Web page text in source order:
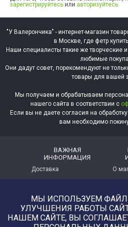
зарегистрируйтесь или авторизуйтесь
"У Валерончика" - интернет-магазин
в Москве, где фетр
Наши специалисты такие же творческие
любимые
Они дадут совет, порекомендуют не
товары для вашей
Мы получаем и обрабатываем
нашего сайта в соответствии с
Если вы не даете согласия на
вам необходимо
ВАЖНАЯ
ИНФОРМАЦИЯ
Доставка
Помощь
Политика
конфиденциальности
О
и
МЫ ИСПОЛЬЗУЕМ
УЛУЧШЕНИЯ РАБОТЫ
НАШЕМ САЙТЕ, ВЫ